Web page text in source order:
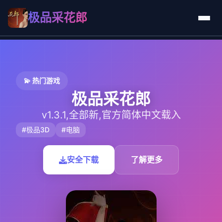
极品采花郎
💫 热门游戏
极品采花郎
v1.3.1,全部新,官方简体中文载入
#极品3D #电脑
安全下载 了解更多